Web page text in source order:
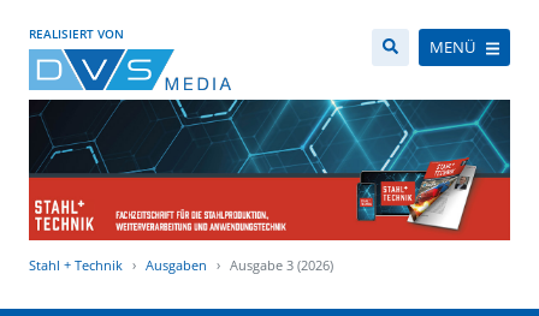
REALISIERT VON
MENÜ
Stahl + Technik Ausgaben Ausgabe 3 (2026)